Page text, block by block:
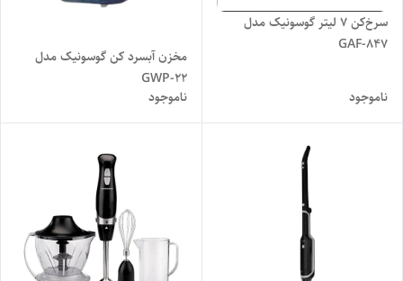
سرخ‌کن 7 لیتر گوسونیک مدل
GAF-847
ناموجود
مخزن آبسرد کن گوسونیک مدل
GWP-22
ناموجود